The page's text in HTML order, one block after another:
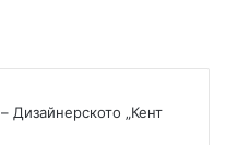
Дизайнерското „Кент